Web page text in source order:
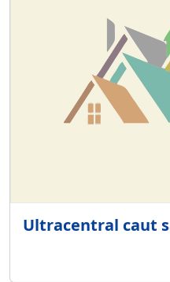
Ultracentral caut